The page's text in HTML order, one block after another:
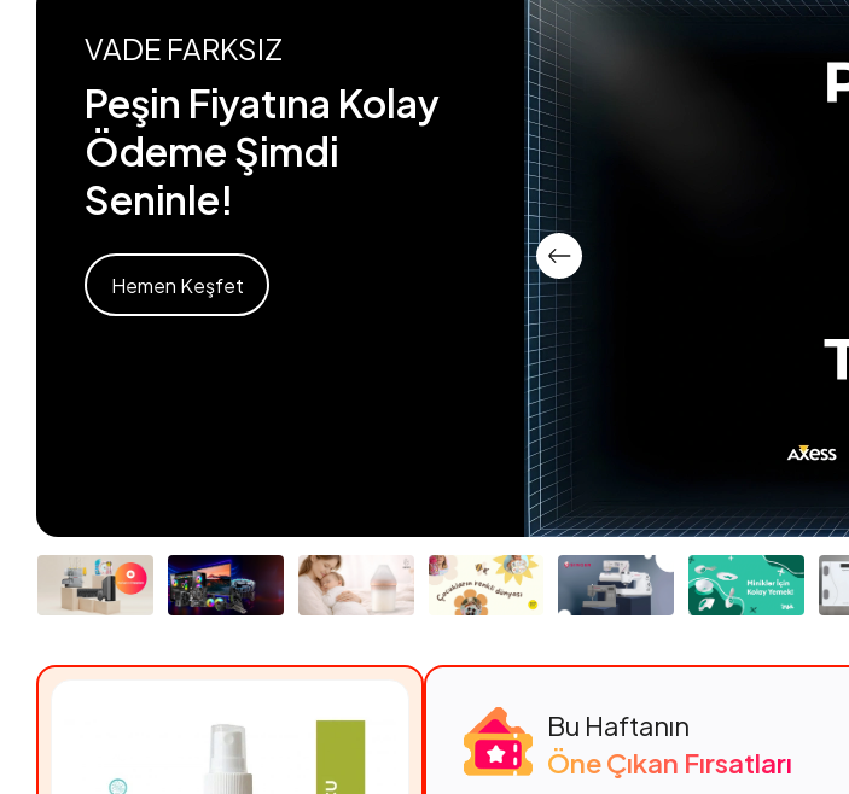
VADE FARKSIZ
Peşin Fiyatına Kolay
Ödeme Şimdi
Seninle!
Hemen Keşfet
Bu Haftanın
Öne Çıkan Fırsatları